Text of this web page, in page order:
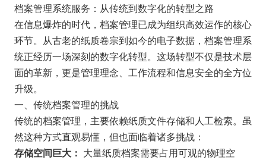
档案管理系统服务：从传统到数字化的转型之路
在信息爆炸的时代，档案管理已成为组织高效运作的核心
环节。从古老的纸质卷宗到如今的电子数据，档案管理系
统正经历一场深刻的数字化转型。这场转型不仅是技术层
面的革新，更是管理理念、工作流程和信息安全的全方位
升级。
一、传统档案管理的挑战
传统的档案管理，主要依赖纸质文件存储和人工检索。虽
然这种方式直观易懂，但也面临着诸多挑战：
存储空间巨大： 大量纸质档案需要占用可观的物理空